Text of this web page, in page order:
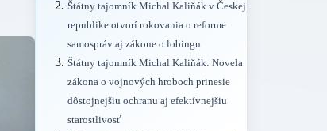
Štátny tajomník Michal Kaliňák v Českej
republike otvorí rokovania o reforme
samospráv aj zákone o lobingu
Štátny tajomník Michal Kaliňák: Novela
zákona o vojnových hroboch prinesie
dôstojnejšiu ochranu aj efektívnejšiu
starostlivosť